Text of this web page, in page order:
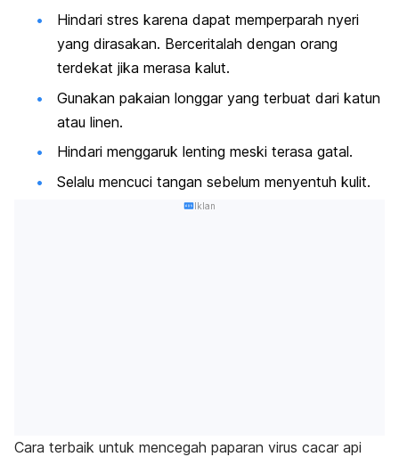
Hindari stres karena dapat memperparah nyeri
yang dirasakan. Berceritalah dengan orang
terdekat jika merasa kalut.
Gunakan pakaian longgar yang terbuat dari katun
atau linen.
Hindari menggaruk lenting meski terasa gatal.
Selalu mencuci tangan sebelum menyentuh kulit.
Iklan
Cara terbaik untuk mencegah paparan virus cacar api